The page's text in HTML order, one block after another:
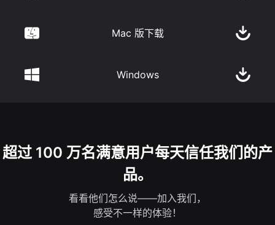
Mac 版下载
Windows
超过 100 万名满意用户每天信任我们的产
品。
看看他们怎么说——加入我们，
感受不一样的体验！